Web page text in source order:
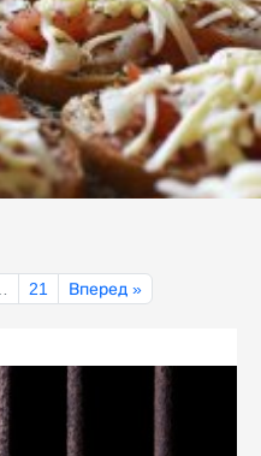
21 Вперед »